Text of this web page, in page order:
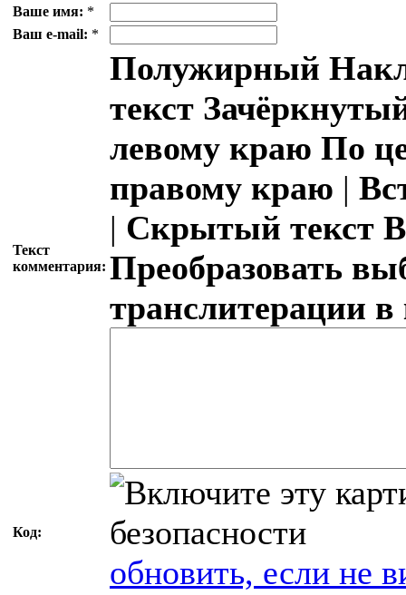
Ваше имя: *
Ваш e-mail: *
Текст
комментария:
Полужирный
текст
левому краю По
правому краю |
| Скрытый текст
Преобразовать
транслитерации
Код:
обновить, если не